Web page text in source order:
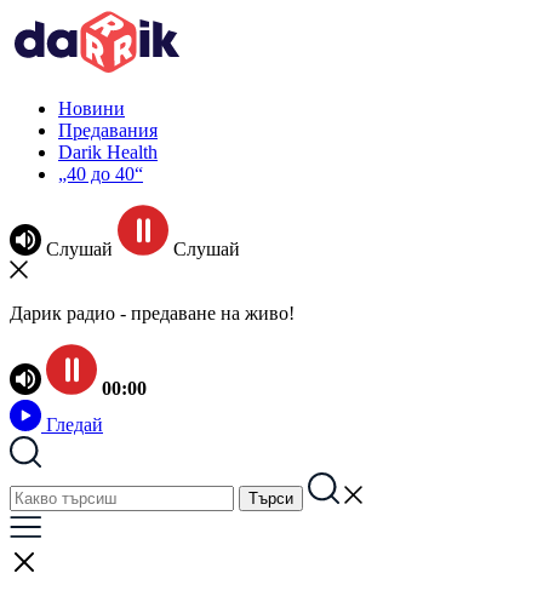
Новини
Предавания
Darik Health
„40 до 40“
Слушай Слушай
Дарик радио - предаване на живо!
00:00
Гледай